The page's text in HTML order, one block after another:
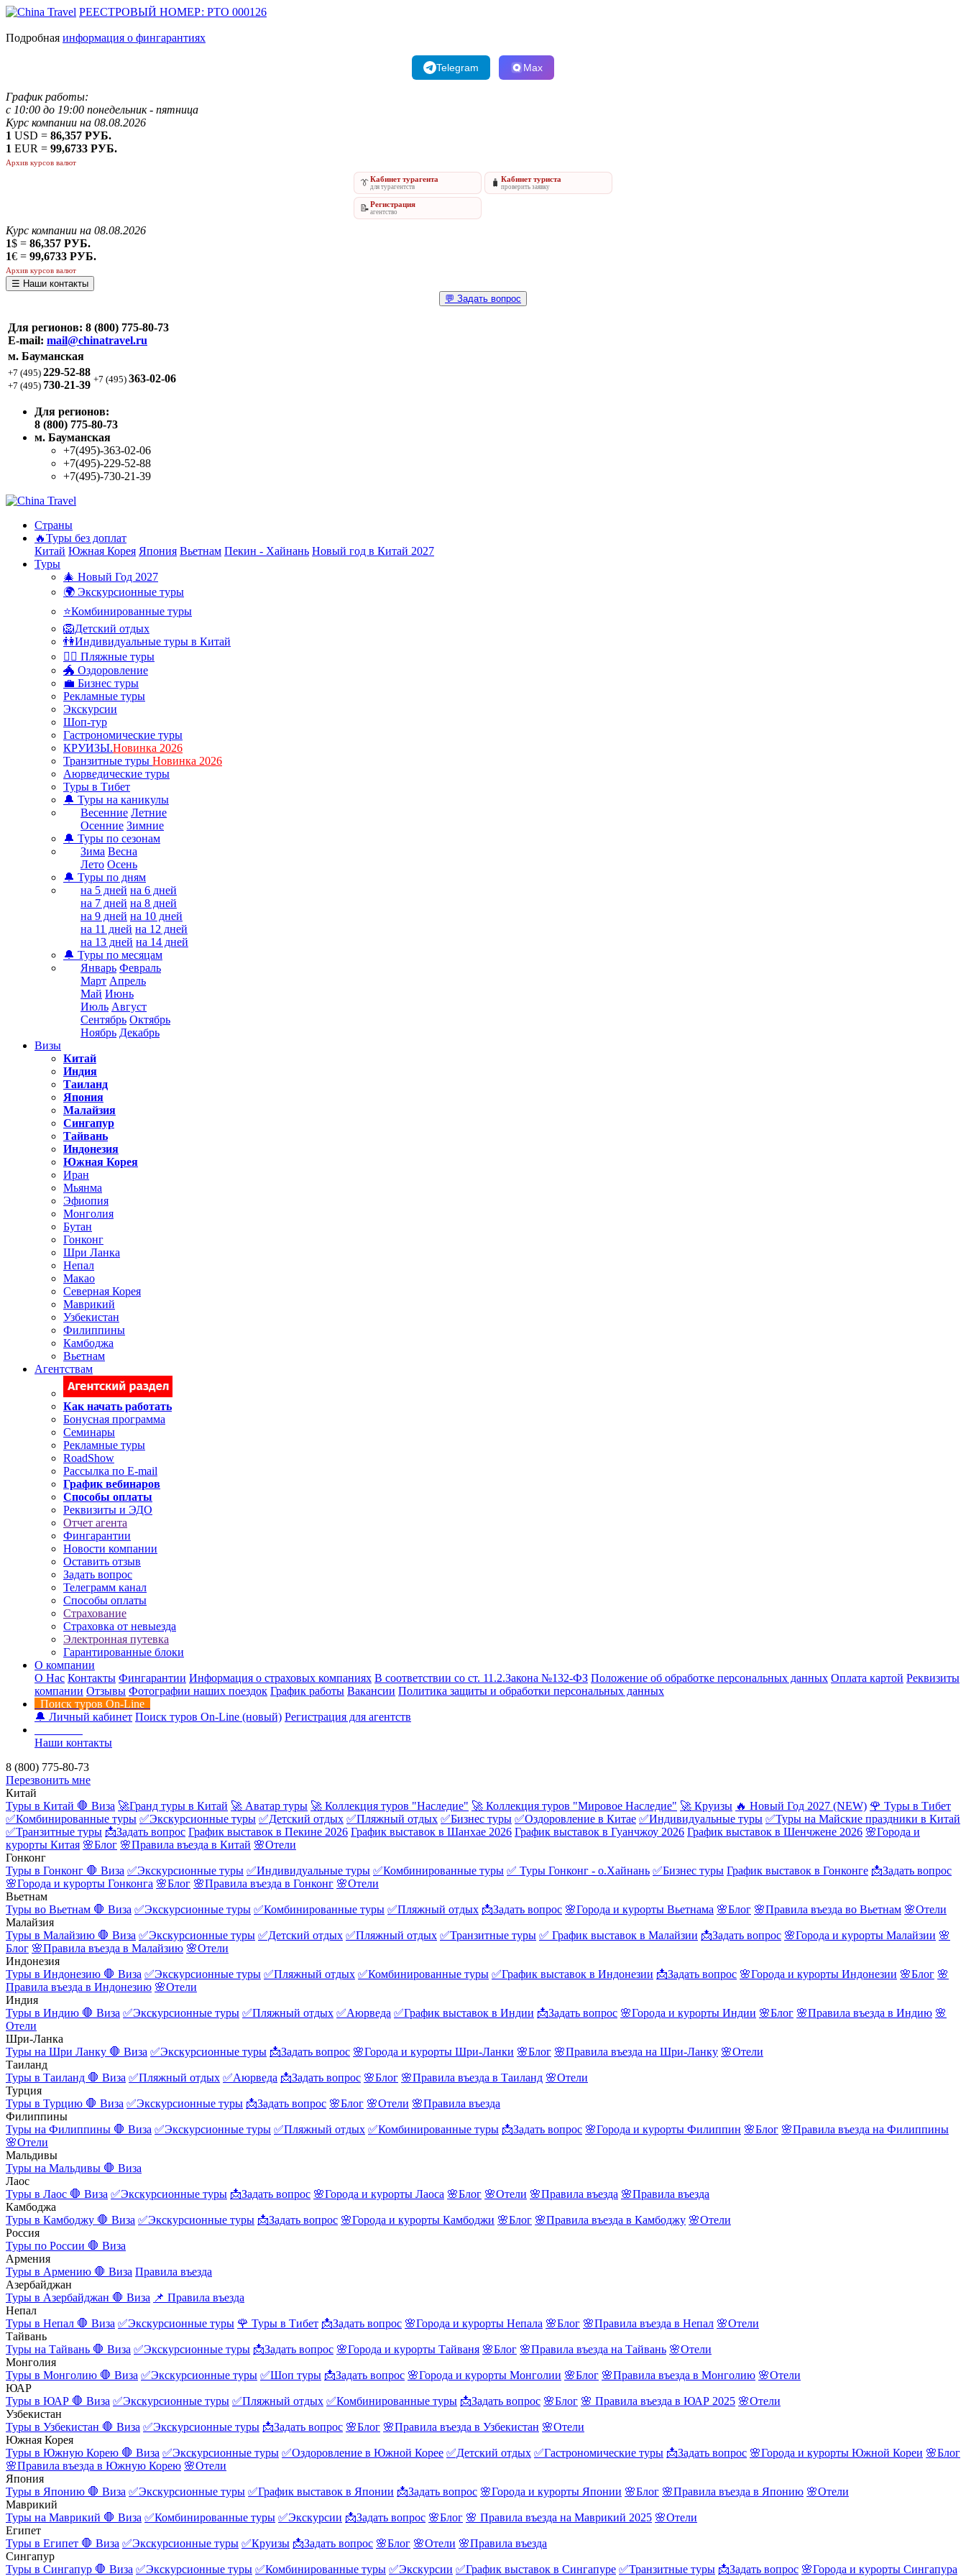
РЕЕСТРОВЫЙ НОМЕР: РТО 000126
Подробная информация о фингарантиях
Telegram Max
График работы:
с 10:00 до 19:00 понедельник - пятница
Курс компании на 08.08.2026
1 USD = 86,357 РУБ.
1 EUR = 99,6733 РУБ.
Архив курсов валют
👔Кабинет турагента
для турагентств 🧳 Кабинет туриста
проверить заявку
📝Регистрация
агентство
Курс компании на 08.08.2026
1$ = 86,357 РУБ.
1€ = 99,6733 РУБ.
Архив курсов валют
☰ Наши контакты
💬 Задать вопрос
Для регионов: 8 (800) 775-80-73
E-mail: mail@chinatravel.ru
м. Бауманская
+7 (495) 229-52-88
+7 (495) 730-21-39 +7 (495) 363-02-06
Для регионов:
8 (800) 775-80-73
м. Бауманская
+7(495)-363-02-06
+7(495)-229-52-88
+7(495)-730-21-39
Страны
🔥Туры без доплат
Китай Южная Корея Япония Вьетнам Пекин - Хайнань Новый год в Китай 2027
Туры
🎄 Новый Год 2027
🌍 Экскурсионные туры
⭐Комбинированные туры
🦁Детский отдых
👫Индивидуальные туры в Китай
🏊‍♂ Пляжные туры
🐲 Оздоровление
💼 Бизнес туры
Рекламные туры
Экскурсии
Шоп-тур
Гастрономические туры
КРУИЗЫ.Новинка 2026
Транзитные туры Новинка 2026
Аюрведические туры
Туры в Тибет
🔔 Туры на каникулы
Весенние Летние
Осенние Зимние
🔔 Туры по сезонам
Зима Весна
Лето Осень
🔔 Туры по дням
на 5 дней на 6 дней
на 7 дней на 8 дней
на 9 дней на 10 дней
на 11 дней на 12 дней
на 13 дней на 14 дней
🔔 Туры по месяцам
Январь Февраль
Март Апрель
Май Июнь
Июль Август
Сентябрь Октябрь
Ноябрь Декабрь
Визы
Китай
Индия
Таиланд
Япония
Малайзия
Сингапур
Тайвань
Индонезия
Южная Корея
Иран
Мьянма
Эфиопия
Монголия
Бутан
Гонконг
Шри Ланка
Непал
Макао
Северная Корея
Маврикий
Узбекистан
Филиппины
Камбоджа
Вьетнам
Агентствам
Как начать работать
Бонусная программа
Семинары
Рекламные туры
RoadShow
Рассылка по E-mail
График вебинаров
Способы оплаты
Реквизиты и ЭДО
Отчет агента
Фингарантии
Новости компании
Оставить отзыв
Задать вопрос
Телеграмм канал
Способы оплаты
Страхование
Страховка от невыезда
Электронная путевка
Гарантированные блоки
О компании
О Нас Контакты Фингарантии Информация о страховых компаниях В соответствии со ст. 11.2.Закона №132-ФЗ Положение об обработке персональных данных Оплата картой Реквизиты
компании Отзывы Фотографии наших поездок График работы Вакансии Политика защиты и обработки персональных данных
Поиск туров On-Line
🔔 Личный кабинет Поиск туров On-Line (новый) Регистрация для агентств
Наши контакты
8 (800) 775-80-73
Перезвонить мне
Китай
Туры в Китай 🛑 Виза 🚀Гранд туры в Китай 🚀 Аватар туры 🚀 Коллекция туров "Наследие" 🚀 Коллекция туров "Мировое Наследие" 🚀 Круизы 🔥 Новый Год 2027 (NEW) 🌹 Туры в Тибет
✅Комбинированные туры ✅Экскурсионные туры ✅Детский отдых ✅Пляжный отдых ✅Бизнес туры ✅Оздоровление в Китае ✅Индивидуальные туры ✅Туры на Майские праздники в Китай
✅Транзитные туры 📩Задать вопрос График выставок в Пекине 2026 График выставок в Шанхае 2026 График выставок в Гуанчжоу 2026 График выставок в Шенчжене 2026 🌸Города и
курорты Китая 🌸Блог 🌸Правила въезда в Китай 🌸Отели
Гонконг
Туры в Гонконг 🛑 Виза ✅Экскурсионные туры ✅Индивидуальные туры ✅Комбинированные туры ✅ Туры Гонконг - о.Хайнань ✅Бизнес туры График выставок в Гонконге 📩Задать вопрос
🌸Города и курорты Гонконга 🌸Блог 🌸Правила въезда в Гонконг 🌸Отели
Вьетнам
Туры во Вьетнам 🛑 Виза ✅Экскурсионные туры ✅Комбинированные туры ✅Пляжный отдых 📩Задать вопрос 🌸Города и курорты Вьетнама 🌸Блог 🌸Правила въезда во Вьетнам 🌸Отели
Малайзия
Туры в Малайзию 🛑 Виза ✅Экскурсионные туры ✅Детский отдых ✅Пляжный отдых ✅Транзитные туры ✅ График выставок в Малайзии 📩Задать вопрос 🌸Города и курорты Малайзии 🌸
Блог 🌸Правила въезда в Малайзию 🌸Отели
Индонезия
Туры в Индонезию 🛑 Виза ✅Экскурсионные туры ✅Пляжный отдых ✅Комбинированные туры ✅График выставок в Индонезии 📩Задать вопрос 🌸Города и курорты Индонезии 🌸Блог 🌸
Правила въезда в Индонезию 🌸Отели
Индия
Туры в Индию 🛑 Виза ✅Экскурсионные туры ✅Пляжный отдых ✅Аюрведа ✅График выставок в Индии 📩Задать вопрос 🌸Города и курорты Индии 🌸Блог 🌸Правила въезда в Индию 🌸
Отели
Шри-Ланка
Туры на Шри Ланку 🛑 Виза ✅Экскурсионные туры 📩Задать вопрос 🌸Города и курорты Шри-Ланки 🌸Блог 🌸Правила въезда на Шри-Ланку 🌸Отели
Таиланд
Туры в Таиланд 🛑 Виза ✅Пляжный отдых ✅Аюрведа 📩Задать вопрос 🌸Блог 🌸Правила въезда в Таиланд 🌸Отели
Турция
Туры в Турцию 🛑 Виза ✅Экскурсионные туры 📩Задать вопрос 🌸Блог 🌸Отели 🌸Правила въезда
Филиппины
Туры на Филиппины 🛑 Виза ✅Экскурсионные туры ✅Пляжный отдых ✅Комбинированные туры 📩Задать вопрос 🌸Города и курорты Филиппин 🌸Блог 🌸Правила въезда на Филиппины
🌸Отели
Мальдивы
Туры на Мальдивы 🛑 Виза
Лаос
Туры в Лаос 🛑 Виза ✅Экскурсионные туры 📩Задать вопрос 🌸Города и курорты Лаоса 🌸Блог 🌸Отели 🌸Правила въезда 🌸Правила въезда
Камбоджа
Туры в Камбоджу 🛑 Виза ✅Экскурсионные туры 📩Задать вопрос 🌸Города и курорты Камбоджи 🌸Блог 🌸Правила въезда в Камбоджу 🌸Отели
Россия
Туры по России 🛑 Виза
Армения
Туры в Армению 🛑 Виза Правила въезда
Азербайджан
Туры в Азербайджан 🛑 Виза 📌 Правила въезда
Непал
Туры в Непал 🛑 Виза ✅Экскурсионные туры 🌹 Туры в Тибет 📩Задать вопрос 🌸Города и курорты Непала 🌸Блог 🌸Правила въезда в Непал 🌸Отели
Тайвань
Туры на Тайвань 🛑 Виза ✅Экскурсионные туры 📩Задать вопрос 🌸Города и курорты Тайваня 🌸Блог 🌸Правила въезда на Тайвань 🌸Отели
Монголия
Туры в Монголию 🛑 Виза ✅Экскурсионные туры ✅Шоп туры 📩Задать вопрос 🌸Города и курорты Монголии 🌸Блог 🌸Правила въезда в Монголию 🌸Отели
ЮАР
Туры в ЮАР 🛑 Виза ✅Экскурсионные туры ✅Пляжный отдых ✅Комбинированные туры 📩Задать вопрос 🌸Блог 🌸 Правила въезда в ЮАР 2025 🌸Отели
Узбекистан
Туры в Узбекистан 🛑 Виза ✅Экскурсионные туры 📩Задать вопрос 🌸Блог 🌸Правила въезда в Узбекистан 🌸Отели
Южная Корея
Туры в Южную Корею 🛑 Виза ✅Экскурсионные туры ✅Оздоровление в Южной Корее ✅Детский отдых ✅Гастрономические туры 📩Задать вопрос 🌸Города и курорты Южной Кореи 🌸Блог
🌸Правила въезда в Южную Корею 🌸Отели
Япония
Туры в Японию 🛑 Виза ✅Экскурсионные туры ✅График выставок в Японии 📩Задать вопрос 🌸Города и курорты Японии 🌸Блог 🌸Правила въезда в Японию 🌸Отели
Маврикий
Туры на Маврикий 🛑 Виза ✅Комбинированные туры ✅Экскурсии 📩Задать вопрос 🌸Блог 🌸 Правила въезда на Маврикий 2025 🌸Отели
Египет
Туры в Египет 🛑 Виза ✅Экскурсионные туры ✅Круизы 📩Задать вопрос 🌸Блог 🌸Отели 🌸Правила въезда
Сингапур
Туры в Сингапур 🛑 Виза ✅Экскурсионные туры ✅Комбинированные туры ✅Экскурсии ✅График выставок в Сингапуре ✅Транзитные туры 📩Задать вопрос 🌸Города и курорты Сингапура